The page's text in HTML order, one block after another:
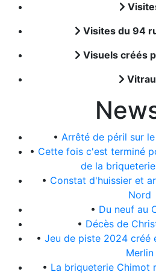
Visites du 94
Visuels créés
• Arrêté de péril sur
• Cette fois c'est terminé
de la
• Constat d'huissier et
Nord
• Du neuf au
• Décès de
• Jeu de piste 2024 créé
Merlin
• La briqueterie Chimot